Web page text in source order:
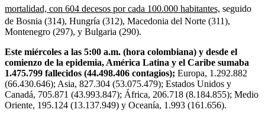
mortalidad, con 604 decesos por cada 100.000 habitantes, seguido
de Bosnia (314), Hungría (312), Macedonia del Norte (311),
Montenegro (297), y Bulgaria (290).
Este miércoles a las 5:00 a.m. (hora colombiana) y desde el
comienzo de la epidemia, América Latina y el Caribe sumaba
1.475.799 fallecidos (44.498.406 contagios); Europa, 1.292.882
(66.430.646); Asia, 827.304 (53.075.479); Estados Unidos y
Canadá, 705.871 (43.993.847); África, 206.718 (8.184.855); Medio
Oriente, 195.124 (13.137.949) y Oceanía, 1.993 (161.656).